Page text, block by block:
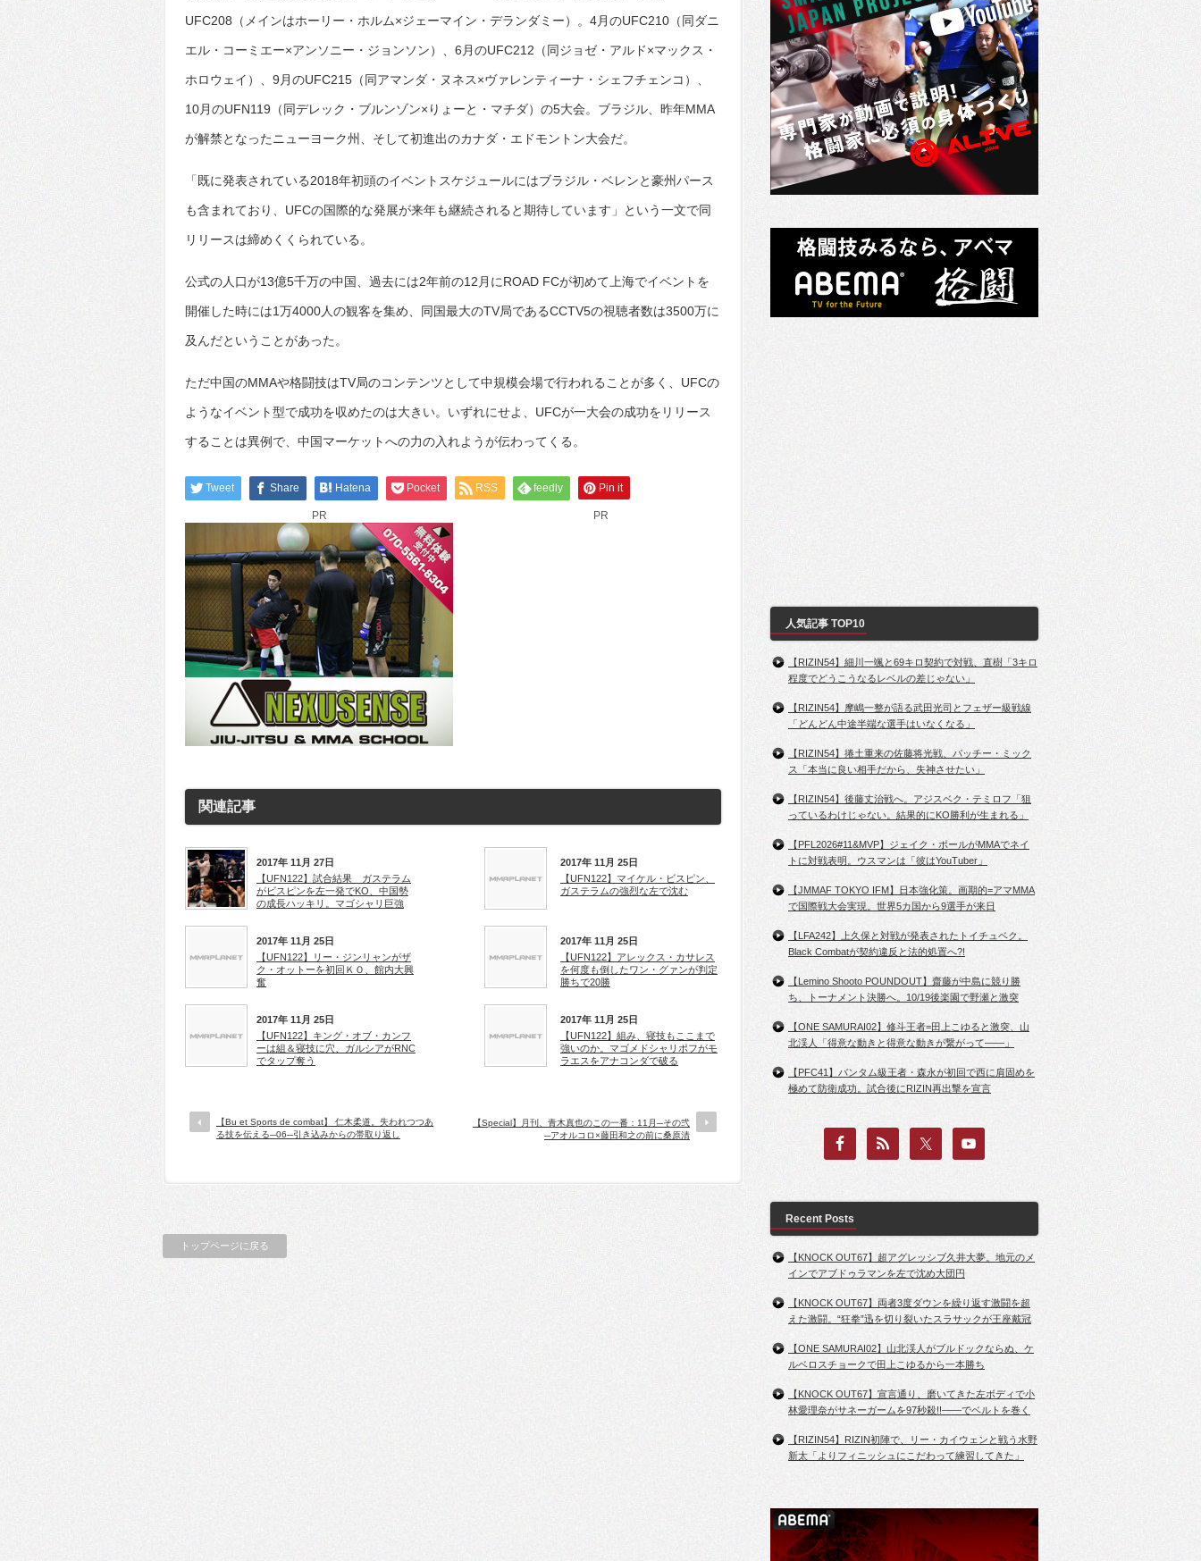
UFC208（メインはホーリー・ホルム×ジェーマイン・デランダミー）。4月のUFC210（同ダニ
エル・コーミエー×アンソニー・ジョンソン）、6月のUFC212（同ジョゼ・アルド×マックス・
ホロウェイ）、9月のUFC215（同アマンダ・ヌネス×ヴァレンティーナ・シェフチェンコ）、
10月のUFN119（同デレック・ブルンゾン×りょーと・マチダ）の5大会。ブラジル、昨年MMA
が解禁となったニューヨーク州、そして初進出のカナダ・エドモントン大会だ。
「既に発表されている2018年初頭のイベントスケジュールにはブラジル・ベレンと豪州パース
も含まれており、UFCの国際的な発展が来年も継続されると期待しています」という一文で同
リリースは締めくくられている。
公式の人口が13億5千万の中国、過去には2年前の12月にROAD FCが初めて上海でイベントを
開催した時には1万4000人の観客を集め、同国最大のTV局であるCCTV5の視聴者数は3500万に
及んだということがあった。
ただ中国のMMAや格闘技はTV局のコンテンツとして中規模会場で行われることが多く、UFCの
ようなイベント型で成功を収めたのは大きい。いずれにせよ、UFCが一大会の成功をリリース
することは異例で、中国マーケットへの力の入れようが伝わってくる。
Tweet Share Hatena Pocket RSS feedly Pin it
PR PR
関連記事
2017年 11月 27日
【UFN122】試合結果 ガステラム
がビスピンを左一発でKO、中国勢
の成長ハッキリ。マゴシャリ巨強
2017年 11月 25日
【UFN122】マイケル・ビスピン、
ガステラムの強烈な左で沈む
2017年 11月 25日
【UFN122】リー・ジンリャンがザ
ク・オットーを初回ＫＯ、館内大興
奮
2017年 11月 25日
【UFN122】アレックス・カサレス
を何度も倒したワン・グァンが判定
勝ちで20勝
2017年 11月 25日
【UFN122】キング・オブ・カンフ
ーは組＆寝技に穴、ガルシアがRNC
でタップ奪う
2017年 11月 25日
【UFN122】組み、寝技もここまで
強いのか。マゴメドシャリポフがモ
ラエスをアナコンダで破る
【Bu et Sports de combat】 仁木柔道。失われつつあ
る技を伝える─06─引き込みからの帯取り返し
【Special】月刊、青木真也のこの一番：11月─その弐
─アオルコロ×藤田和之の前に桑原清
トップページに戻る
人気記事 TOP10
【RIZIN54】細川一颯と69キロ契約で対戦、直樹「3キロ
程度でどうこうなるレベルの差じゃない」
【RIZIN54】摩嶋一整が語る武田光司とフェザー級戦線
「どんどん中途半端な選手はいなくなる」
【RIZIN54】捲土重来の佐藤将光戦、パッチー・ミック
ス「本当に良い相手だから、失神させたい」
【RIZIN54】後藤丈治戦へ。アジスベク・テミロフ「狙
っているわけじゃない。結果的にKO勝利が生まれる」
【PFL2026#11&MVP】ジェイク・ポールがMMAでネイ
トに対戦表明。ウスマンは「彼はYouTuber」
【JMMAF TOKYO IFM】日本強化策。画期的=アマMMA
で国際戦大会実現。世界5カ国から9選手が来日
【LFA242】上久保と対戦が発表されたトイチュベク。
Black Combatが契約違反と法的処置へ?!
【Lemino Shooto POUNDOUT】齋藤が中島に競り勝
ち、トーナメント決勝へ。10/19後楽園で野瀬と激突
【ONE SAMURAI02】修斗王者=田上こゆると激突、山
北渓人「得意な動きと得意な動きが繋がって――」
【PFC41】バンタム級王者・森永が初回で西に肩固めを
極めて防衛成功。試合後にRIZIN再出撃を宣言
Recent Posts
【KNOCK OUT67】超アグレッシブ久井大夢。地元のメ
インでアブドゥラマンを左で沈め大団円
【KNOCK OUT67】両者3度ダウンを繰り返す激闘を超
えた激闘。“狂拳”迅を切り裂いたスラサックが王座戴冠
【ONE SAMURAI02】山北渓人がブルドックならぬ、ケ
ルベロスチョークで田上こゆるから一本勝ち
【KNOCK OUT67】宣言通り、磨いてきた左ボディで小
林愛理奈がサネーガームを97秒殺!!――でベルトを巻く
【RIZIN54】RIZIN初陣で、リー・カイウェンと戦う水野
新太「よりフィニッシュにこだわって練習してきた」